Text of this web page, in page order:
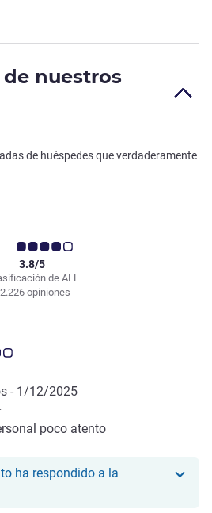
nuestros
de huéspedes que verdaderamente
de ALL
3.8/5
2.226 opiniones
de Avis 2.0/5
- 1/12/2025
poco atento
ha respondido a la